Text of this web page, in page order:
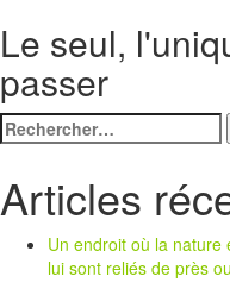
Le seul,
passer
Rechercher :
Articles
Un endroit où la nature
lui sont reliés de près